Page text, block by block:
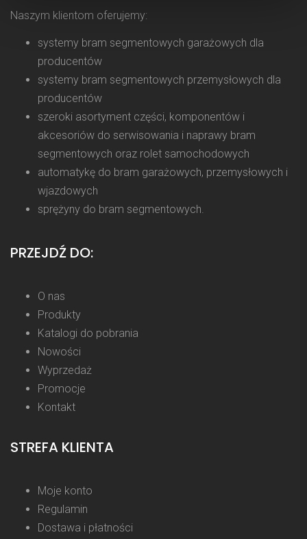
Naszym klientom oferujemy:
systemy bram segmentowych garażowych dla
producentów
systemy bram segmentowych przemysłowych dla
producentów
szeroki asortyment części, komponentów i
akcesoriów do serwisowania i naprawy bram
segmentowych oraz rolet samochodowych
automatykę do bram garażowych, przemysłowych i
wjazdowych
sprężyny do bram segmentowych.
PRZEJDŹ DO:
O nas
Produkty
Katalogi do pobrania
Nowości
Wyprzedaż
Promocje
Kontakt
STREFA KLIENTA
Moje konto
Regulamin
Dostawa i płatności